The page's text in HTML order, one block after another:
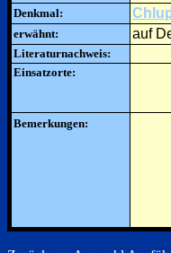
Denkmal:
erwähnt: auf
Literaturnachweis:
Einsatzorte:
Bemerkungen: